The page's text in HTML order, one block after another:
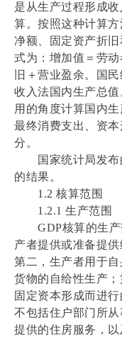
是从生产过程形成
算。按照这种计算
净额、固定资产折
式为：增加值＝劳
旧＋营业盈余。国
收入法国内生产总
用的角度计算国内
最终消费支出、资
分。
国家统计局发布
的结果。
1.2 核算范围
1.2.1 生产范围
GDP核算的生产
产者提供或准备提
第二，生产者用于
货物的自给性生产
固定资本形成而进
不包括住户部门所
提供的住房服务，